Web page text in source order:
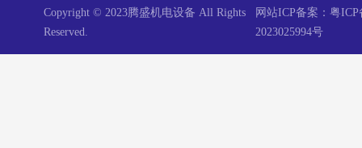
Copyright © 2023腾盛机电设备 All Rights
Reserved.
网站ICP备案： 粤ICP
2023025994号